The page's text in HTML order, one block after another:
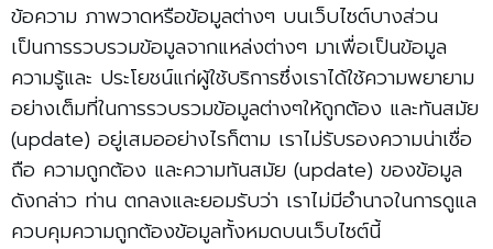
ข้อความ ภาพวาดหรือข้อมูลต่างๆ บนเว็บไซต์บางส่วน
เป็นการรวบรวมข้อมูลจากแหล่งต่างๆ มาเพื่อเป็นข้อมูล
ความรู้และ ประโยชน์แก่ผู้ใช้บริการซึ่งเราได้ใช้ความพยายาม
อย่างเต็มที่ในการรวบรวมข้อมูลต่างๆให้ถูกต้อง และทันสมัย
(update) อยู่เสมออย่างไรก็ตาม เราไม่รับรองความน่าเชื่อ
ถือ ความถูกต้อง และความทันสมัย (update) ของข้อมูล
ดังกล่าว ท่าน ตกลงและยอมรับว่า เราไม่มีอำนาจในการดูแล
ควบคุมความถูกต้องข้อมูลทั้งหมดบนเว็บไซต์นี้